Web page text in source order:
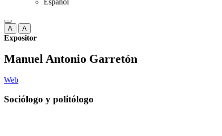
Español
A A
Expositor
Manuel Antonio Garretón
Web
Sociólogo y politólogo